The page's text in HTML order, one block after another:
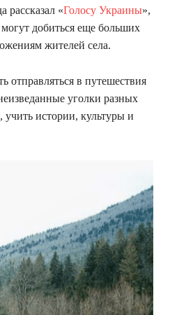
рассказал «Голосу Украины»,
добиться еще больших
жителей села.
отправляться в путешествия
уголки разных
истории, культуры и